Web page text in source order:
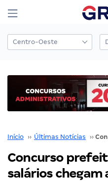
Início ›› Últimas Notícias ››
Concurso
salários chegam